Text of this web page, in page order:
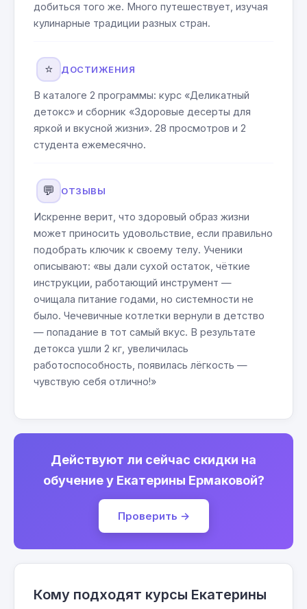
добиться того же. Много путешествует, изучая
кулинарные традиции разных стран.
⭐ ДОСТИЖЕНИЯ
В каталоге 2 программы: курс «Деликатный
детокс» и сборник «Здоровые десерты для
яркой и вкусной жизни». 28 просмотров и 2
студента ежемесячно.
💬 ОТЗЫВЫ
Искренне верит, что здоровый образ жизни
может приносить удовольствие, если правильно
подобрать ключик к своему телу. Ученики
описывают: «вы дали сухой остаток, чёткие
инструкции, работающий инструмент —
очищала питание годами, но системности не
было. Чечевичные котлетки вернули в детство
— попадание в тот самый вкус. В результате
детокса ушли 2 кг, увеличилась
работоспособность, появилась лёгкость —
чувствую себя отлично!»
Действуют ли сейчас скидки на
обучение у Екатерины Ермаковой?
Проверить →
Кому подходят курсы Екатерины